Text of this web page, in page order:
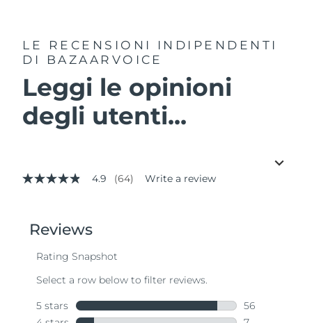
LE RECENSIONI INDIPENDENTI
DI BAZAARVOICE
Leggi le opinioni
degli utenti...
4.9
stars,
average
value.
Same
page
4.9 (64) Write a review